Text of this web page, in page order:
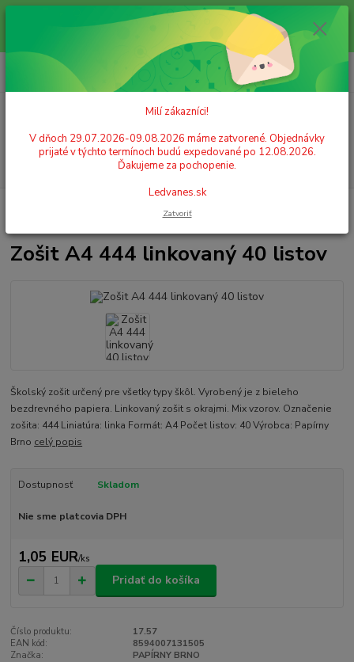
Milí zákazníci! V dňoch 29.07.2026-09.08.2026 máme zatvorené.
Objednávky prijaté v týchto termínoch budú expedované po 12.08.2026.
Ďakujeme za pochopenie. Ledvanes.sk
+421 908 755 958
Po. - Pia. od 9:00 hod. - 16:00 hod.
za0,00 EUR
Zošit A4 444 linkovaný 40 listov
Školský zošit určený pre všetky typy škôl. Vyrobený je z bieleho
bezdrevného papiera. Linkovaný zošit s okrajmi. Mix vzorov. Označenie
zošita: 444 Liniatúra: linka Formát: A4 Počet listov: 40 Výrobca: Papírny
Brno celý popis
Dostupnosť Skladom
Nie sme platcovia DPH
1,05 EUR/ks
Pridať do košíka
Číslo produktu:
17.57
EAN kód:
8594007131505
Značka:
PAPÍRNY BRNO
Milí zákazníci!
V dňoch 29.07.2026-09.08.2026 máme zatvorené. Objednávky
prijaté v týchto termínoch budú expedované po 12.08.2026.
Ďakujeme za pochopenie.
Ledvanes.sk
Zatvoriť